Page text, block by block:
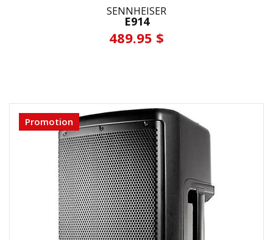
SENNHEISER
E914
489.95 $
Promotion